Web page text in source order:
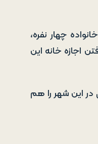
چهار نفره،
نظر گرفتن اجازه خانه این
در این شهر را هم